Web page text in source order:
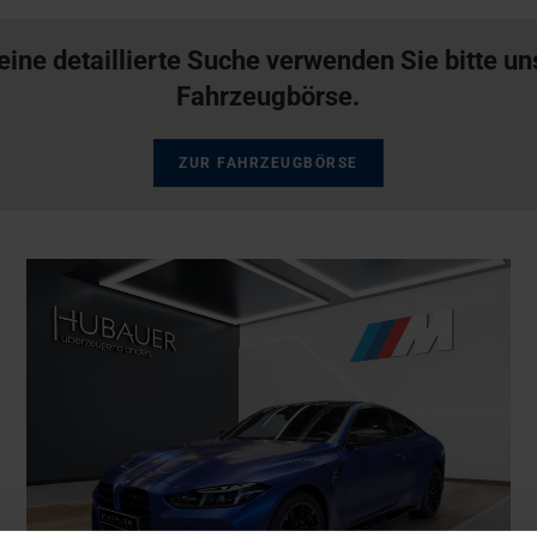
detaillierte Suche verwenden Sie bitte
Fahrzeugbörse.
ZUR FAHRZEUGBÖRSE